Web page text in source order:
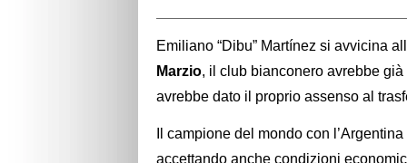
Emiliano “Dibu” Martínez si avvicina
Marzio, il club bianconero avrebbe
avrebbe dato il proprio assenso al
Il campione del mondo con
accettando anche condizioni